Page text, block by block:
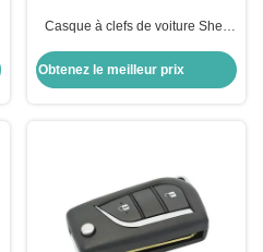
Casque à clefs de voiture Shell
pour Peugeot bleu Peugeot Key
Shell
Obtenez le meilleur prix